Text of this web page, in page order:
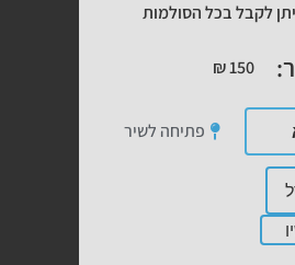
לקבל בכל הסולמות
₪150
פתיחה לשיר